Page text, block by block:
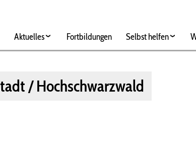
Aktuelles Fortbildungen Selbst helfen
/ Hochschwarzwald